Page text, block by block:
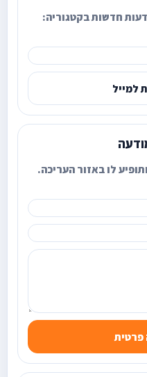
חדשות בקטגוריה:
למייל
לו באזור העריכה.
פרטית